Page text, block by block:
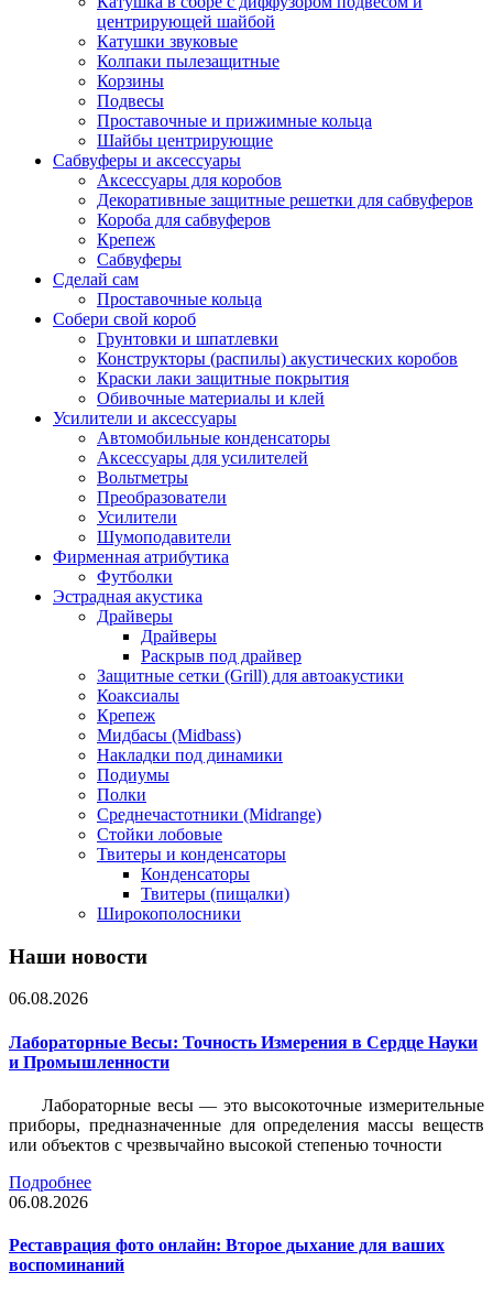
центрирующей шайбой
Катушки звуковые
Колпаки пылезащитные
Корзины
Подвесы
Проставочные и прижимные кольца
Шайбы центрирующие
Сабвуферы и аксессуары
Аксессуары для коробов
Декоративные защитные решетки для сабвуферов
Короба для сабвуферов
Крепеж
Сабвуферы
Сделай сам
Проставочные кольца
Собери свой короб
Грунтовки и шпатлевки
Конструкторы (распилы) акустических коробов
Краски лаки защитные покрытия
Обивочные материалы и клей
Усилители и аксессуары
Автомобильные конденсаторы
Аксессуары для усилителей
Вольтметры
Преобразователи
Усилители
Шумоподавители
Фирменная атрибутика
Футболки
Эстрадная акустика
Драйверы
Драйверы
Раскрыв под драйвер
Защитные сетки (Grill) для автоакустики
Коаксиалы
Крепеж
Мидбасы (Midbass)
Накладки под динамики
Подиумы
Полки
Среднечастотники (Midrange)
Стойки лобовые
Твитеры и конденсаторы
Конденсаторы
Твитеры (пищалки)
Широкополосники
Наши новости
06.08.2026
Лабораторные Весы: Точность Измерения в Сердце Науки
и Промышленности
Лабораторные весы — это высокоточные измерительные
приборы, предназначенные для определения массы веществ
или объектов с чрезвычайно высокой степенью точности
Подробнее
06.08.2026
Реставрация фото онлайн: Второе дыхание для ваших
воспоминаний